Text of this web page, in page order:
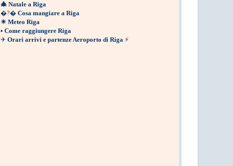
🎄 Natale a Riga
�?� Cosa mangiare a Riga
☀ Meteo Riga
• Come raggiungere Riga
✈ Orari arrivi e partenze Aeroporto di Riga ⚡